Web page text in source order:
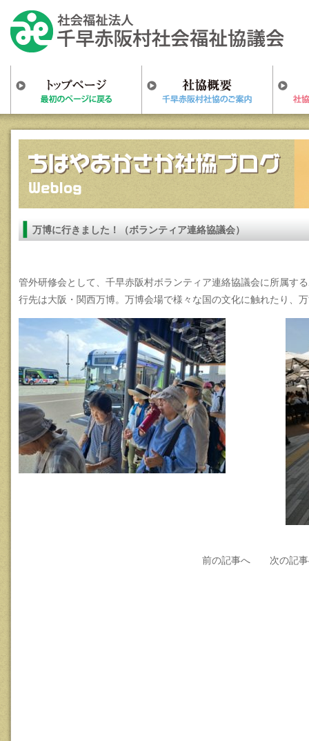
万博に行きました！（ボランティア連絡協議会）
管外研修会として、千早赤阪村ボランティア連絡協議会に所属す
行先は大阪・関西万博。万博会場で様々な国の文化に触れたり、
前の記事へ 次の記